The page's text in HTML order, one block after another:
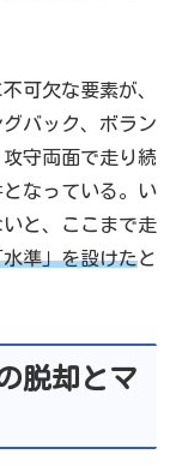
可欠な要素が、
バック、ボラン
守両面で走り続
なっている。い
と、ここまで走
水準」を設けたと
脱却とマ